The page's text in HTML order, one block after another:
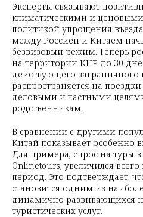
Эксперты связывают
климатическими и
политикой упрощения
между Россией и Китаем
безвизовый режим. Теперь
на территории КНР до 30
действующего заграничного
распространяется на
деловыми и частными
родственникам.
В сравнении с другими
Китай показывает особенно
Для примера, спрос на туры
Onlinetours, увеличился
период. Это подтверждает,
становится одним из
динамично развивающихся
туристических услуг.